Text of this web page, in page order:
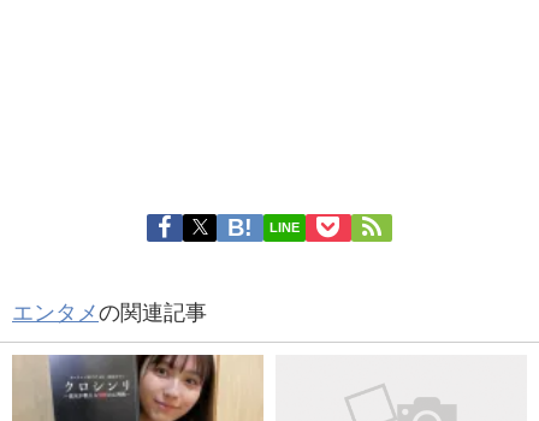
LINE
エンタメの関連記事